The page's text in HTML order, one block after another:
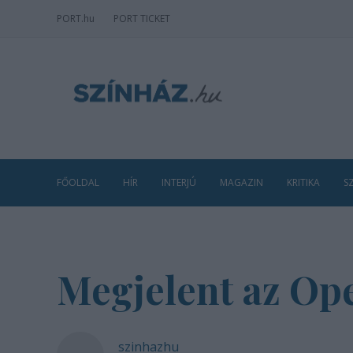
PORT.hu PORT TICKET
FŐOLDAL HÍR INTERJÚ MAGAZIN KRITIKA
Megjelent az
szinhazhu